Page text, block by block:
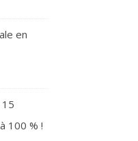
en
100 % !